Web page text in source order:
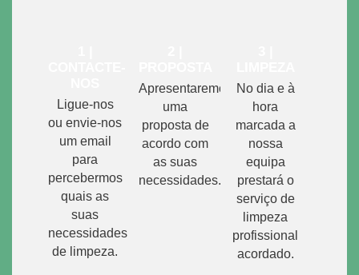
Ligue-nos
ou envie-nos
um email
para
percebermos
quais as
suas
necessidades
de limpeza.
Apresentaremos
uma
proposta de
acordo com
as suas
necessidades.
No dia e à
hora
marcada a
nossa
equipa
prestará o
serviço de
limpeza
profissional
acordado.